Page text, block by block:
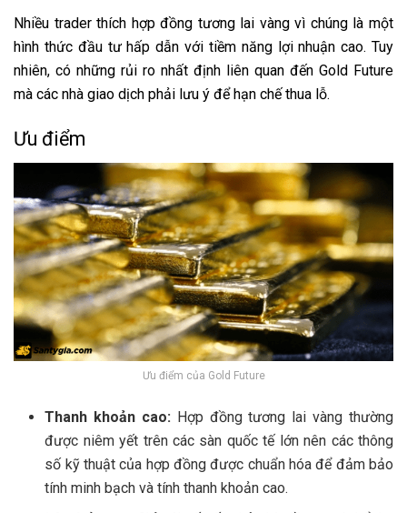
Nhiều trader thích hợp đồng tương lai vàng vì chúng là một
hình thức đầu tư hấp dẫn với tiềm năng lợi nhuận cao. Tuy
nhiên, có những rủi ro nhất định liên quan đến Gold Future
mà các nhà giao dịch phải lưu ý để hạn chế thua lỗ.
Ưu điểm
Ưu điểm của Gold Future
Thanh khoản cao:Hợp đồng tương lai vàng thường
được niêm yết trên các sàn quốc tế lớn nên các thông
số kỹ thuật của hợp đồng được chuẩn hóa để đảm bảo
tính minh bạch và tính thanh khoản cao.